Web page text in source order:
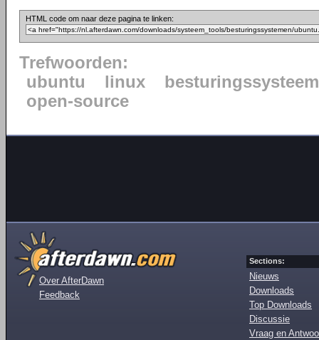
HTML code om naar deze pagina te linken:
Trefwoorden:
ubuntu
linux
besturingssysteem
open-source
Over AfterDawn
Feedback
Sections:
Nieuws
Downloads
Top Downloads
Discussie
Vraag en